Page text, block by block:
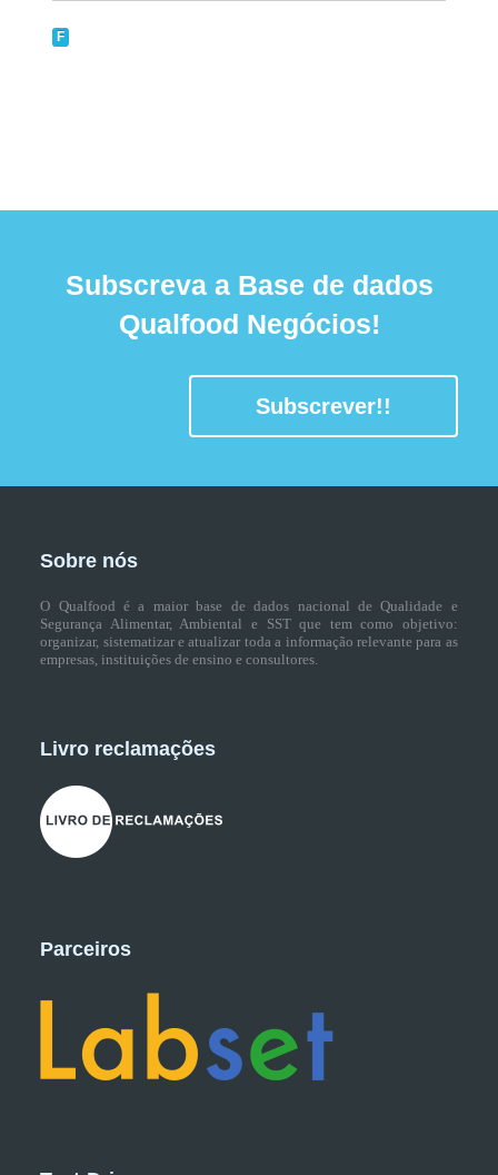
F
Subscreva a Base de dados
Qualfood Negócios!
Subscrever!!
Sobre nós
O Qualfood é a maior base de dados nacional de Qualidade e
Segurança Alimentar, Ambiental e SST que tem como objetivo:
organizar, sistematizar e atualizar toda a informação relevante para as
empresas, instituições de ensino e consultores.
Livro reclamações
Parceiros